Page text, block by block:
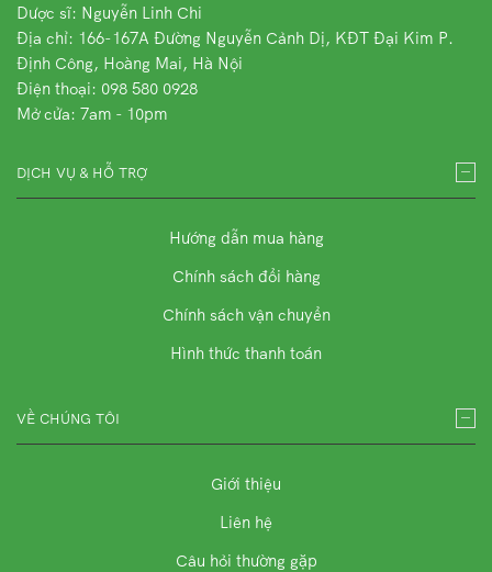
Dược sĩ: Nguyễn Linh Chi
Địa chỉ: 166-167A Đường Nguyễn Cảnh Dị, KĐT Đại Kim P.
Định Công, Hoàng Mai, Hà Nội
Điện thoại: 098 580 0928
Mở cửa: 7am - 10pm
DỊCH VỤ & HỖ TRỢ
Hướng dẫn mua hàng
Chính sách đổi hàng
Chính sách vận chuyển
Hình thức thanh toán
VỀ CHÚNG TÔI
Giới thiệu
Liên hệ
Câu hỏi thường gặp